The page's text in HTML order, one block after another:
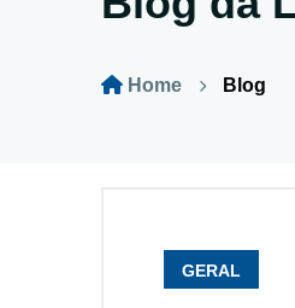
Home Blog
GERAL